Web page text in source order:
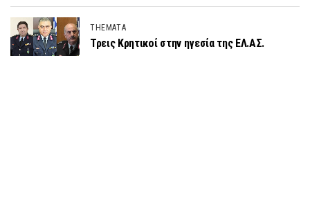
THEMATA
Τρεις Κρητικοί στην ηγεσία της ΕΛ.ΑΣ.